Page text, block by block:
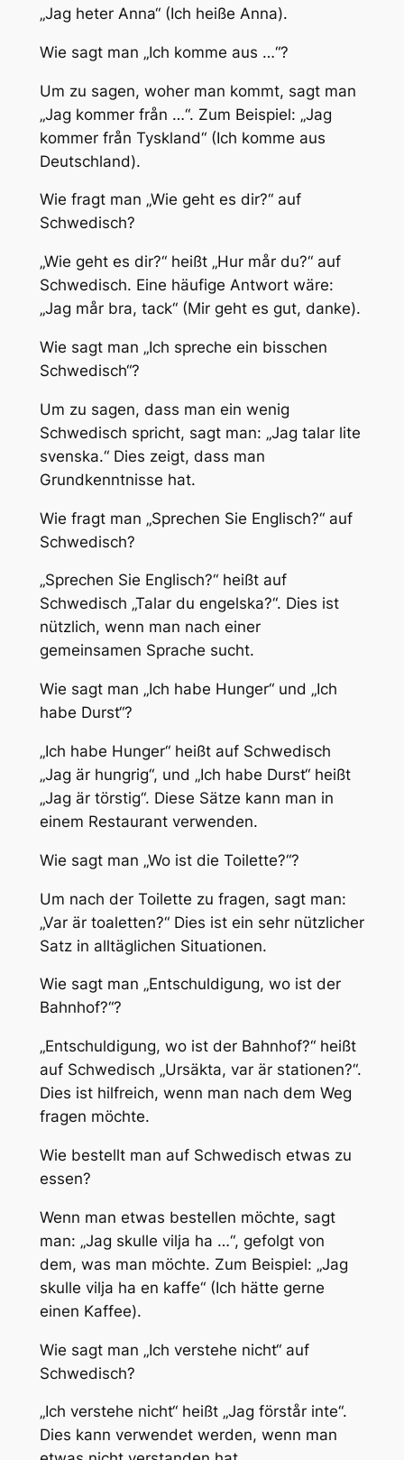
„Jag heter Anna“ (Ich heiße Anna).
Wie sagt man „Ich komme aus …“?
Um zu sagen, woher man kommt, sagt man
„Jag kommer från …“. Zum Beispiel: „Jag
kommer från Tyskland“ (Ich komme aus
Deutschland).
Wie fragt man „Wie geht es dir?“ auf
Schwedisch?
„Wie geht es dir?“ heißt „Hur mår du?“ auf
Schwedisch. Eine häufige Antwort wäre:
„Jag mår bra, tack“ (Mir geht es gut, danke).
Wie sagt man „Ich spreche ein bisschen
Schwedisch“?
Um zu sagen, dass man ein wenig
Schwedisch spricht, sagt man: „Jag talar lite
svenska.“ Dies zeigt, dass man
Grundkenntnisse hat.
Wie fragt man „Sprechen Sie Englisch?“ auf
Schwedisch?
„Sprechen Sie Englisch?“ heißt auf
Schwedisch „Talar du engelska?“. Dies ist
nützlich, wenn man nach einer
gemeinsamen Sprache sucht.
Wie sagt man „Ich habe Hunger“ und „Ich
habe Durst“?
„Ich habe Hunger“ heißt auf Schwedisch
„Jag är hungrig“, und „Ich habe Durst“ heißt
„Jag är törstig“. Diese Sätze kann man in
einem Restaurant verwenden.
Wie sagt man „Wo ist die Toilette?“?
Um nach der Toilette zu fragen, sagt man:
„Var är toaletten?“ Dies ist ein sehr nützlicher
Satz in alltäglichen Situationen.
Wie sagt man „Entschuldigung, wo ist der
Bahnhof?“?
„Entschuldigung, wo ist der Bahnhof?“ heißt
auf Schwedisch „Ursäkta, var är stationen?“.
Dies ist hilfreich, wenn man nach dem Weg
fragen möchte.
Wie bestellt man auf Schwedisch etwas zu
essen?
Wenn man etwas bestellen möchte, sagt
man: „Jag skulle vilja ha …“, gefolgt von
dem, was man möchte. Zum Beispiel: „Jag
skulle vilja ha en kaffe“ (Ich hätte gerne
einen Kaffee).
Wie sagt man „Ich verstehe nicht“ auf
Schwedisch?
„Ich verstehe nicht“ heißt „Jag förstår inte“.
Dies kann verwendet werden, wenn man